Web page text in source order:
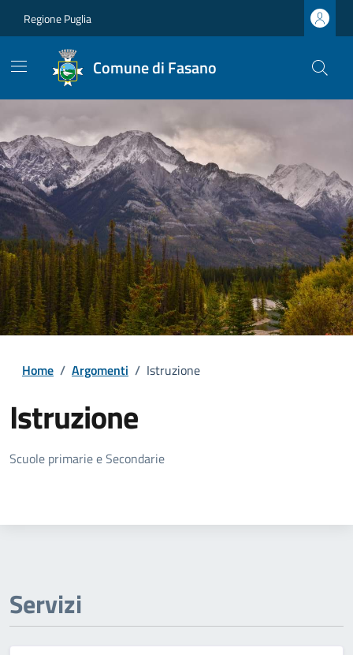
Regione Puglia
Comune di Fasano
Home / Argomenti / Istruzione
Istruzione
Dettagli della notizia
Scuole primarie e Secondarie
Servizi